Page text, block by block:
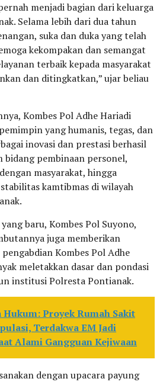
menjadi bagian dari keluarga
Selama lebih dari dua tahun
suka dan duka yang telah
kekompakan dan semangat
terbaik kepada masyarakat
dan ditingkatkan,” ujar beliau
Kombes Pol Adhe Hariadi
yang humanis, tegas, dan
inovasi dan prestasi berhasil
bidang pembinaan personel,
masyarakat, hingga
kamtibmas di wilayah
baru, Kombes Pol Suyono,
juga memberikan
Kombes Pol Adhe
meletakkan dasar dan pondasi
institusi Polresta Pontianak.
Hukum: Proyek Rumah Sakit
Terdakwa EM Jadi
Alami Gangguan Kejiwaan
dengan upacara payung